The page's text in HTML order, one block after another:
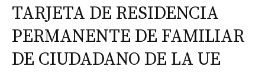
TARJETA DE RESIDENCIA
PERMANENTE DE FAMILIAR
DE CIUDADANO DE LA UE